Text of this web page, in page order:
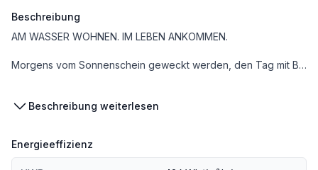
Beschreibung
AM WASSER WOHNEN. IM LEBEN ANKOMMEN.
Morgens vom Sonnenschein geweckt werden, den Tag mit Blick auf den See beginnen und in einer Umgebung wohnen, die Ruhe und Naturverbundenheit bietet. AM SEE in Parndorf verbindet hochwertiges Wohnen mit einzigartigem Seeflair – für alle, die das Besondere suchen.
* Nachhaltige und hochwertige Holzbauweise für eine warme Atmosphäre
Beschreibung weiterlesen
Energieeffizienz